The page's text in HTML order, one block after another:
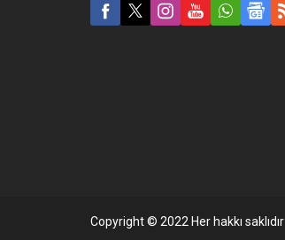
Copyright © 2022 Her hakkı saklıdır